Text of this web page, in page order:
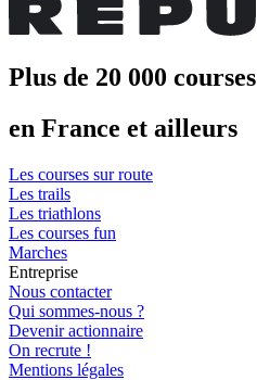
Plus de 20 000 courses
en France et ailleurs
Les courses sur route
Les trails
Les triathlons
Les courses fun
Marches
Entreprise
Nous contacter
Qui sommes-nous ?
Devenir actionnaire
On recrute !
Mentions légales